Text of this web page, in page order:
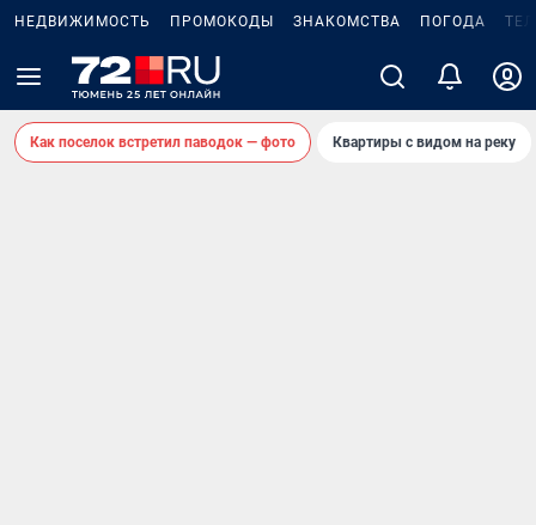
НЕДВИЖИМОСТЬ ПРОМОКОДЫ ЗНАКОМСТВА ПОГОДА
Как поселок встретил паводок — фото Квартиры с видом на реку